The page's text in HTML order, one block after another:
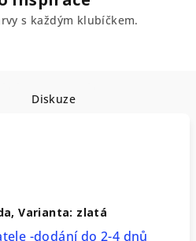
s každým klubíčkem.
Diskuze
Varianta: zlatá
-dodání do 2-4 dnů